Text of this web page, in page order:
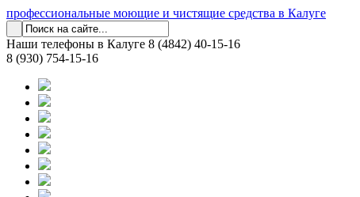
профессиональные моющие и чистящие средства в Калуге
Наши телефоны в Калуге 8 (4842) 40-15-16
8 (930) 754-15-16